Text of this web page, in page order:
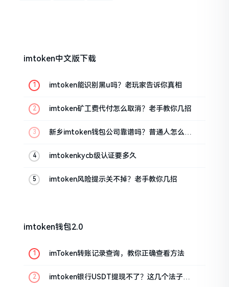
imtoken中文版下载
imtoken能识别黑u吗？老玩家告诉你真相
imtoken矿工费代付怎么取消？老手教你几招
新乡imtoken钱包公司靠谱吗？普通人怎么避
imtokenkycb级认证要多久
imtoken风险提示关不掉？老手教你几招
imtoken钱包2.0
imToken转账记录查询，教你正确查看方法
imtoken银行USDT提现不了？这几个法子能